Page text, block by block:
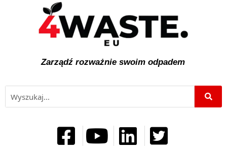
Zarządź rozważnie swoim odpadem